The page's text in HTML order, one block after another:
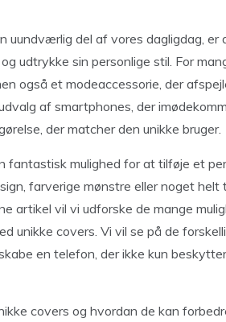
uundværlig del af vores dagligdag, er
udtrykke sin personlige stil. For
også et modeaccessorie, der
af smartphones, der
der matcher den unikke bruger.
fantastisk mulighed for at tilføje et
farverige mønstre eller noget helt
artikel vil vi udforske de mange
unikke covers. Vi vil se på de
en telefon, der ikke kun
covers og hvordan de kan